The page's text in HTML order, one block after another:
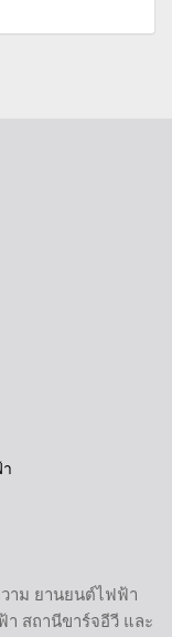
วาม ยานยนต์ไฟฟ้า
สถานีขาร์จอีวี และ